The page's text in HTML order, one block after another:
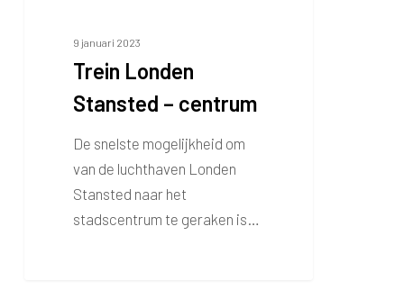
9 januari 2023
Trein Londen
Stansted – centrum
De snelste mogelijkheid om
van de luchthaven Londen
Stansted naar het
stadscentrum te geraken is…